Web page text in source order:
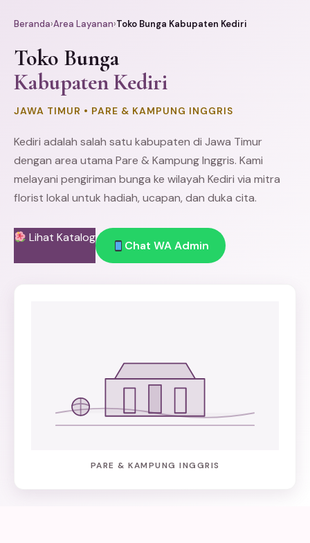
Beranda›Area Layanan›Toko Bunga Kabupaten Kediri
Toko Bunga
Kabupaten Kediri
JAWA TIMUR • PARE & KAMPUNG INGGRIS
Kediri adalah salah satu kabupaten di Jawa Timur
dengan area utama Pare & Kampung Inggris. Kami
melayani pengiriman bunga ke wilayah Kediri via mitra
florist lokal untuk hadiah, ucapan, dan duka cita.
Lihat Katalog
Chat WA Admin
PARE & KAMPUNG INGGRIS